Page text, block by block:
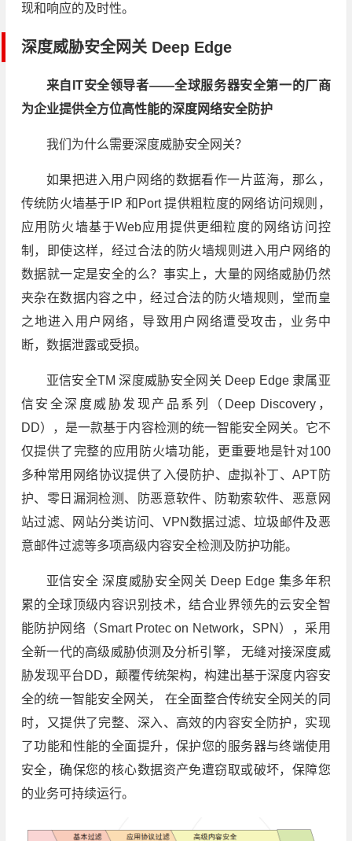
现和响应的及时性。
深度威胁安全网关 Deep Edge
来自IT安全领导者——全球服务器安全第一的厂商
为企业提供全方位高性能的深度网络安全防护
我们为什么需要深度威胁安全网关？
如果把进入用户网络的数据看作一片蓝海，那么，
传统防火墙基于IP 和Port 提供粗粒度的网络访问规则，
应用防火墙基于Web应用提供更细粒度的网络访问控
制，即使这样，经过合法的防火墙规则进入用户网络的
数据就一定是安全的么？事实上，大量的网络威胁仍然
夹杂在数据内容之中，经过合法的防火墙规则，堂而皇
之地进入用户网络，导致用户网络遭受攻击，业务中
断，数据泄露或受损。
亚信安全TM 深度威胁安全网关 Deep Edge 隶属亚
信安全深度威胁发现产品系列（Deep Discovery，
DD），是一款基于内容检测的统一智能安全网关。它不
仅提供了完整的应用防火墙功能，更重要地是针对100
多种常用网络协议提供了入侵防护、虚拟补丁、APT防
护、零日漏洞检测、防恶意软件、防勒索软件、恶意网
站过滤、网站分类访问、VPN数据过滤、垃圾邮件及恶
意邮件过滤等多项高级内容安全检测及防护功能。
亚信安全 深度威胁安全网关 Deep Edge 集多年积
累的全球顶级内容识别技术，结合业界领先的云安全智
能防护网络（Smart Protec on Network，SPN），采用
全新一代的高级威胁侦测及分析引擎， 无缝对接深度威
胁发现平台DD，颠覆传统架构，构建出基于深度内容安
全的统一智能安全网关， 在全面整合传统安全网关的同
时，又提供了完整、深入、高效的内容安全防护，实现
了功能和性能的全面提升，保护您的服务器与终端使用
安全，确保您的核心数据资产免遭窃取或破坏，保障您
的业务可持续运行。